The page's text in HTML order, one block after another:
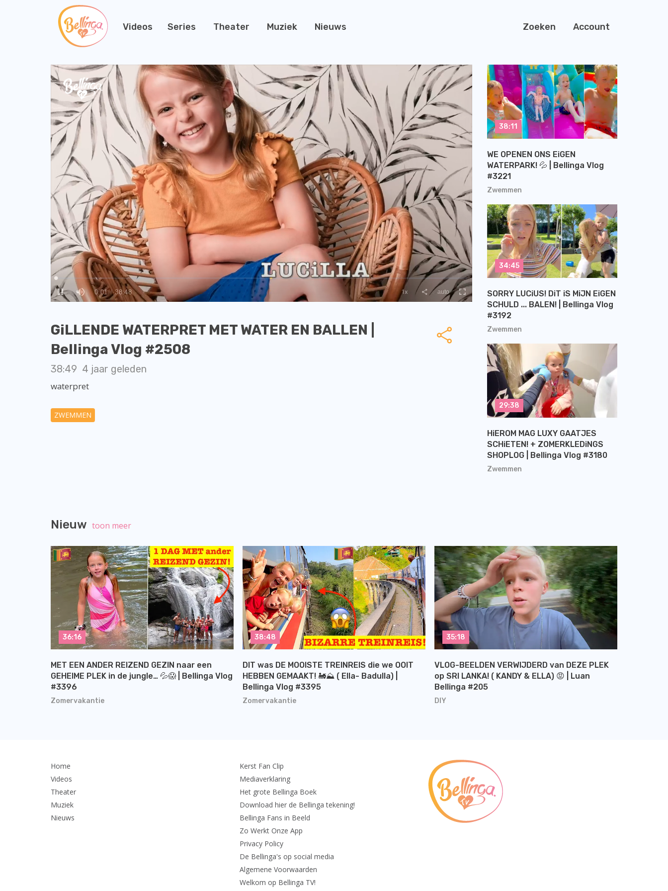
Videos Series Theater Muziek Nieuws Zoeken Account
GiLLENDE WATERPRET MET WATER EN BALLEN |
Bellinga Vlog #2508
38:49 4 jaar geleden
waterpret
ZWEMMEN
Zwemmen
WE OPENEN ONS EiGEN
WATERPARK! 💦 | Bellinga Vlog
#3221
38:11
Zwemmen
SORRY LUCiUS! DiT iS MiJN EiGEN
SCHULD ... BALEN! | Bellinga Vlog
#3192
34:45
Zwemmen
HiEROM MAG LUXY GAATJES
SCHiETEN! + ZOMERKLEDiNGS
SHOPLOG | Bellinga Vlog #3180
29:38
Nieuw toon meer
Zomervakantie
MET EEN ANDER REIZEND GEZIN naar een
GEHEIME PLEK in de jungle… 💦😱 | Bellinga Vlog
#3396
36:16
Zomervakantie
DIT was DE MOOISTE TREINREIS die we OOIT
HEBBEN GEMAAKT! 🚂⛰️ ( Ella- Badulla) |
Bellinga Vlog #3395
38:48
DIY
VLOG-BEELDEN VERWIJDERD van DEZE PLEK
op SRI LANKA! ( KANDY & ELLA) 😡 | Luan
Bellinga #205
35:18
Home
Videos
Theater
Muziek
Nieuws
Kerst Fan Clip
Mediaverklaring
Het grote Bellinga Boek
Download hier de Bellinga tekening!
Bellinga Fans in Beeld
Zo Werkt Onze App
Privacy Policy
De Bellinga's op social media
Algemene Voorwaarden
Welkom op Bellinga TV!